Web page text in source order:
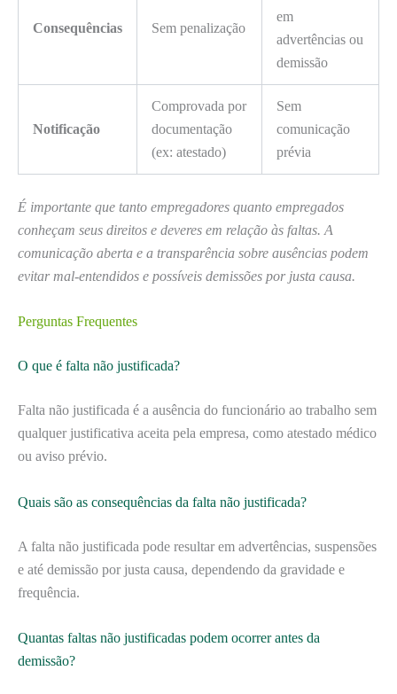
Consequências Sem penalização
em
advertências ou
demissão
Notificação
Comprovada por
documentação
(ex: atestado)
Sem
comunicação
prévia
É importante que tanto empregadores quanto empregados
conheçam seus direitos e deveres em relação às faltas. A
comunicação aberta e a transparência sobre ausências podem
evitar mal-entendidos e possíveis demissões por justa causa.
Perguntas Frequentes
O que é falta não justificada?
Falta não justificada é a ausência do funcionário ao trabalho sem
qualquer justificativa aceita pela empresa, como atestado médico
ou aviso prévio.
Quais são as consequências da falta não justificada?
A falta não justificada pode resultar em advertências, suspensões
e até demissão por justa causa, dependendo da gravidade e
frequência.
Quantas faltas não justificadas podem ocorrer antes da
demissão?